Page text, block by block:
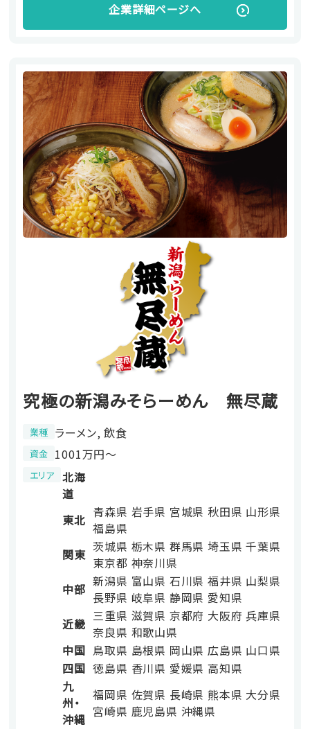
企業詳細ページへ
究極の新潟みそらーめん 無尽蔵
業種 ラーメン, 飲食
資金 1001万円〜
エリア
北海
道
東北 青森県 岩手県 宮城県 秋田県 山形県
福島県
関東 茨城県 栃木県 群馬県 埼玉県 千葉県
東京都 神奈川県
中部 新潟県 富山県 石川県 福井県 山梨県
長野県 岐阜県 静岡県 愛知県
近畿 三重県 滋賀県 京都府 大阪府 兵庫県
奈良県 和歌山県
中国 鳥取県 島根県 岡山県 広島県 山口県
四国 徳島県 香川県 愛媛県 高知県
九
州・
沖縄
福岡県 佐賀県 長崎県 熊本県 大分県
宮崎県 鹿児島県 沖縄県